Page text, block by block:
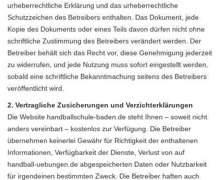
urheberrechtliche Erklärung und das urheberrechtliche
Schutzzeichen des Betreibers enthalten. Das Dokument, jede
Kopie des Dokuments oder eines Teils davon dürfen nicht ohne
schriftliche Zustimmung des Betreibers verändert werden. Der
Betreiber behält sich das Recht vor, diese Genehmigung jederzeit
zu widerrufen, und jede Nutzung muss sofort eingestellt werden,
sobald eine schriftliche Bekanntmachung seitens des Betreibers
veröffentlicht wird.
2. Vertragliche Zusicherungen und Verzichterklärungen
Die Website handballschule-baden.de steht Ihnen – soweit nicht
anders vereinbart – kostenlos zur Verfügung. Die Betreiber
übernehmen keinerlei Gewähr für Richtigkeit der enthaltenen
Informationen, Verfügbarkeit der Dienste, Verlust von auf
handball-uebungen.de abgespeicherten Daten oder Nutzbarkeit
für irgendeinen bestimmten Zweck. Die Betreiber haften auch